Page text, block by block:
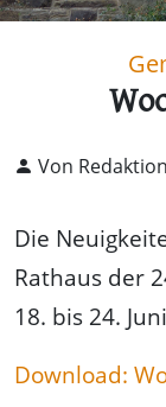
Von
Die
Rathaus der
18. bis 24.
Download: